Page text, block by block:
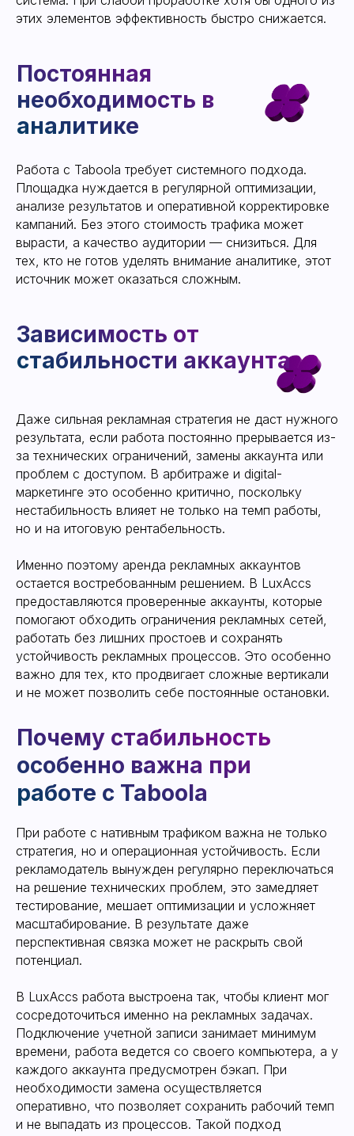
этих элементов эффективность быстро снижается.
Работа с Taboola требует системного подхода.
Площадка нуждается в регулярной оптимизации,
анализе результатов и оперативной корректировке
кампаний. Без этого стоимость трафика может
вырасти, а качество аудитории — снизиться. Для
тех, кто не готов уделять внимание аналитике, этот
источник может оказаться сложным.
Даже сильная рекламная стратегия не даст нужного
результата, если работа постоянно прерывается из-
за технических ограничений, замены аккаунта или
проблем с доступом. В арбитраже и digital-
маркетинге это особенно критично, поскольку
нестабильность влияет не только на темп работы,
но и на итоговую рентабельность.
Именно поэтому аренда рекламных аккаунтов
остается востребованным решением. В LuxAccs
предоставляются проверенные аккаунты, которые
помогают обходить ограничения рекламных сетей,
работать без лишних простоев и сохранять
устойчивость рекламных процессов. Это особенно
важно для тех, кто продвигает сложные вертикали
и не может позволить себе постоянные остановки.
При работе с нативным трафиком важна не только
стратегия, но и операционная устойчивость. Если
рекламодатель вынужден регулярно переключаться
на решение технических проблем, это замедляет
тестирование, мешает оптимизации и усложняет
масштабирование. В результате даже
перспективная связка может не раскрыть свой
потенциал.
В LuxAccs работа выстроена так, чтобы клиент мог
сосредоточиться именно на рекламных задачах.
Подключение учетной записи занимает минимум
времени, работа ведется со своего компьютера, а у
каждого аккаунта предусмотрен бэкап. При
необходимости замена осуществляется
оперативно, что позволяет сохранить рабочий темп
и не выпадать из процессов. Такой подход
Заключение
Получить аккаунт
Уже сегодня работайте в новых
надежных кабинетах, забыв про
баны и ограничения.
Оставьте свой контакт, менеджер
свяжется с вами для выдачи
кабинета или консультации по
нашему сервису
Нас частоспрашивают